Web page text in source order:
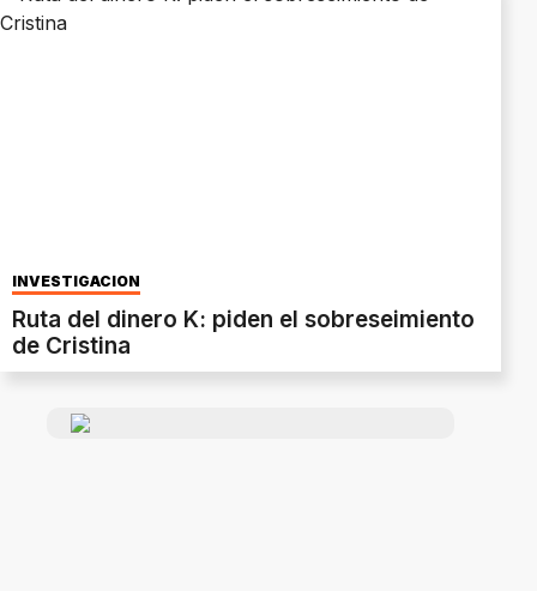
INVESTIGACIÓN
Ruta del dinero K: piden el sobreseimiento
de Cristina